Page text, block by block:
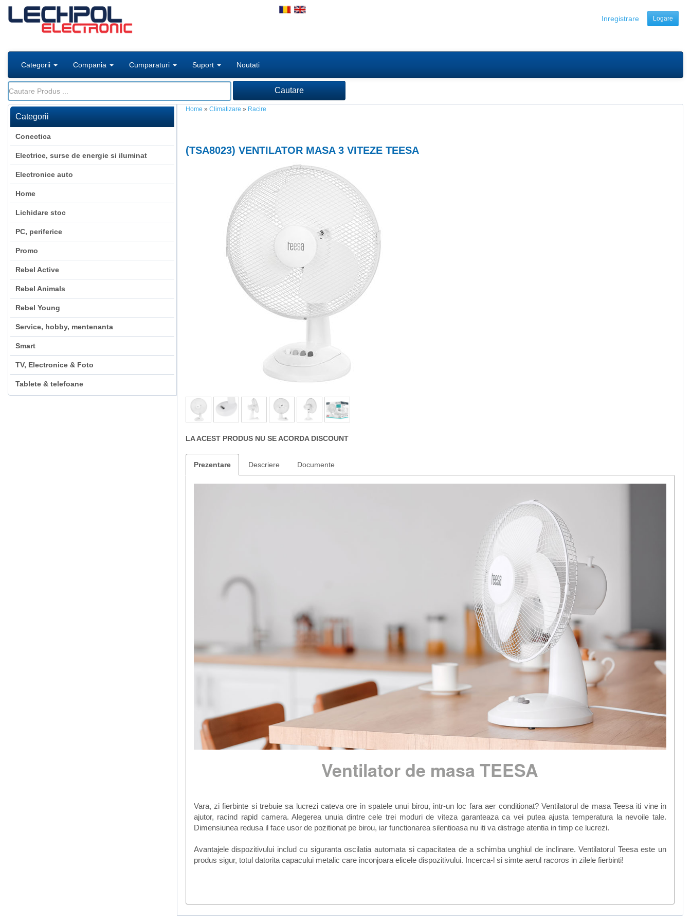
Inregistrare Logare
Categorii Compania Cumparaturi Suport Noutati
Categorii
Conectica
Electrice, surse de energie si iluminat
Electronice auto
Home
Lichidare stoc
PC, periferice
Promo
Rebel Active
Rebel Animals
Rebel Young
Service, hobby, mentenanta
Smart
TV, Electronice & Foto
Tablete & telefoane
Home » Climatizare » Racire
(TSA8023) VENTILATOR MASA 3 VITEZE TEESA
LA ACEST PRODUS NU SE ACORDA DISCOUNT
Prezentare Descriere Documente
Ventilator de masa TEESA
Vara, zi fierbinte si trebuie sa lucrezi cateva ore in spatele unui birou, intr-un loc fara aer conditionat? Ventilatorul de masa Teesa iti vine in
ajutor, racind rapid camera. Alegerea unuia dintre cele trei moduri de viteza garanteaza ca vei putea ajusta temperatura la nevoile tale.
Dimensiunea redusa il face usor de pozitionat pe birou, iar functionarea silentioasa nu iti va distrage atentia in timp ce lucrezi.
Avantajele dispozitivului includ cu siguranta oscilatia automata si capacitatea de a schimba unghiul de inclinare. Ventilatorul Teesa este un
produs sigur, totul datorita capacului metalic care inconjoara elicele dispozitivului. Incerca-l si simte aerul racoros in zilele fierbinti!